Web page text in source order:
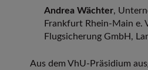
Andrea Wächter,
Frankfurt Rhein-Main e.
Flugsicherung GmbH,
Aus dem VhU-Präsidium